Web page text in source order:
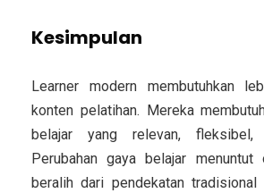
Kesimpulan
Learner modern membutuhkan
konten pelatihan. Mereka
belajar yang relevan, fleksibel,
Perubahan gaya belajar menuntut
beralih dari pendekatan tradisional